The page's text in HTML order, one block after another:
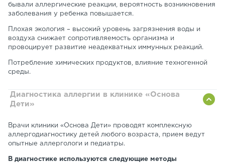
бывали аллергические реакции, вероятность возникновения
заболевания у ребенка повышается.
Плохая экология – высокий уровень загрязнения воды и
воздуха снижает сопротивляемость организма и
провоцирует развитие неадекватных иммунных реакций.
Потребление химических продуктов, влияние техногенной
среды.
Диагностика аллергии в клинике «Основа
Дети»
Врачи клиники «Основа Дети» проводят комплексную
аллергодиагностику детей любого возраста, прием ведут
опытные аллергологи и педиатры.
В диагностике используются следующие методы